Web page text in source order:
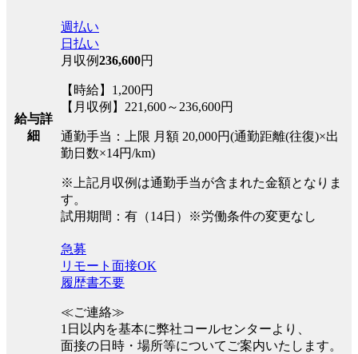
給与詳
細
週払い
日払い
月収例236,600円
【時給】1,200円
【月収例】221,600～236,600円
通勤手当：上限 月額 20,000円(通勤距離(往復)×出
勤日数×14円/km)
※上記月収例は通勤手当が含まれた金額となりま
す。
試用期間：有（14日）※労働条件の変更なし
急募
リモート面接OK
履歴書不要
≪ご連絡≫
1日以内を基本に弊社コールセンターより、
面接の日時・場所等についてご案内いたします。